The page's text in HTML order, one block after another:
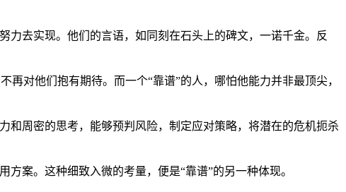
力去实现。他们的言语，如同刻在石头上的碑文，一诺千金。反
对他们抱有期待。而一个“靠谱”的人，哪怕他能力并非最顶尖，
和周密的思考，能够预判风险，制定应对策略，将潜在的危机扼杀
案。这种细致入微的考量，便是“靠谱”的另一种体现。